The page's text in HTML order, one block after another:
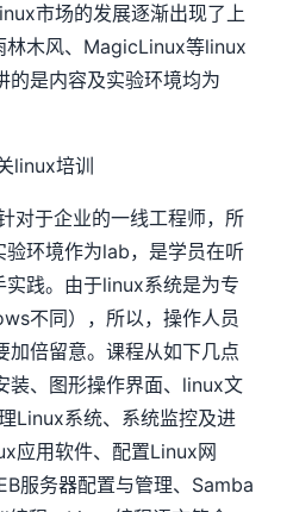
市场的发展逐渐出现了上
林木风、MagicLinux等linux
的是内容及实验环境均为
于企业的一线工程师，所
环境作为lab，是学员在听
践。由于linux系统是为专
不同），所以，操作人员
加倍留意。课程从如下几点
装、图形操作界面、linux文
Linux系统、系统监控及进
应用软件、配置Linux网
服务器配置与管理、Samba